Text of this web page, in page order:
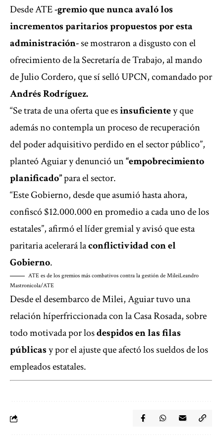
Desde ATE-gremio que nunca avaló los
incrementos paritarios propuestos por esta
administración-se mostraron a disgusto con el
ofrecimiento de la Secretaría de Trabajo, al mando
de Julio Cordero, que sí selló UPCN, comandado por
Andrés Rodríguez.
“Se trata de una oferta que esinsuficientey que
además no contempla un proceso de recuperación
del poder adquisitivo perdido en el sector público”,
planteó Aguiar y denunció un“empobrecimiento
planificado”para el sector.
“Este Gobierno, desde que asumió hasta ahora,
confiscó $12.000.000 en promedio a cada uno de los
estatales”, afirmó el líder gremial y avisó que esta
paritaria acelerará laconflictividad con el
Gobierno.
ATE es de los gremios más combativos contra la gestión de MileiLeandro
Mastronicola/ATE
Desde el desembarco de Milei, Aguiar tuvo una
relación híperfriccionada con la Casa Rosada, sobre
todo motivada por losdespidos en las filas
públicasy por el ajuste que afectó los sueldos de los
empleados estatales.